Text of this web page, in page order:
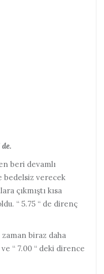
beri devamlı
bedelsiz verecek
çıkmıştı kısa
“ 5.75 “ de direnç
biraz daha
“ 7.00 “ deki dirence